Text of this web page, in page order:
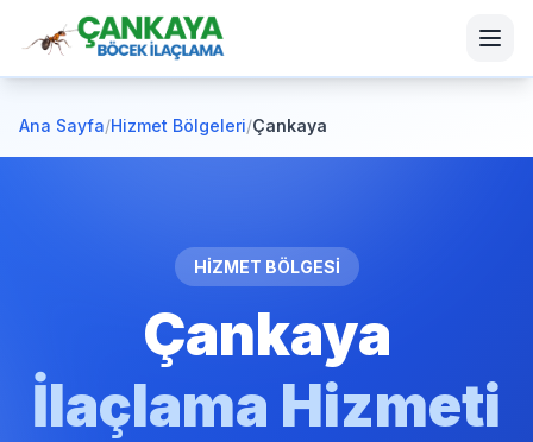
Ana Sayfa/Hizmet Bölgeleri/Çankaya
HİZMET BÖLGESİ
Çankaya
İlaçlama Hizmeti